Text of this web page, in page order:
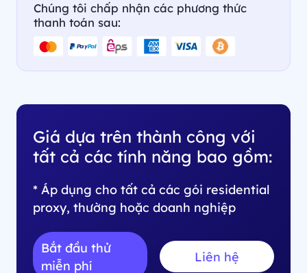
Chúng tôi chấp nhận các phương thức
thanh toán sau:
Giá dựa trên thành công với
tất cả các tính năng bao gồm:
* Áp dụng cho tất cả các gói residential
proxy, thường hoặc doanh nghiệp
Bắt đầu thử
miễn phí
Liên hệ